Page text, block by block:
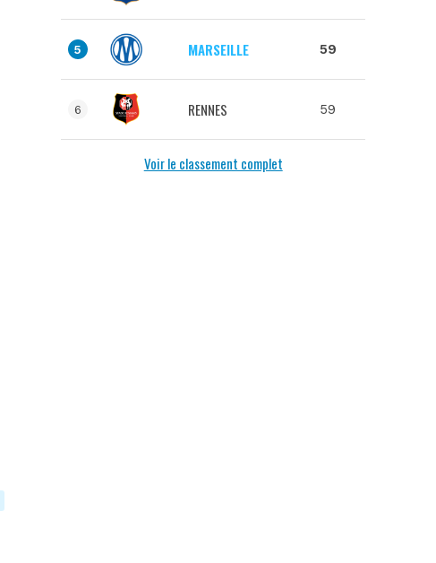
5 MARSEILLE 59
6 RENNES 59
Voir le classement complet